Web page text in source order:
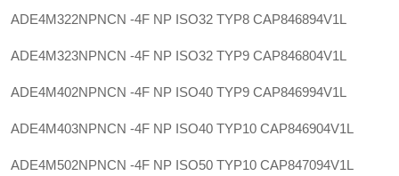
ADE4M322NPNCN -4F NP ISO32 TYP8 CAP846894V1L
ADE4M323NPNCN -4F NP ISO32 TYP9 CAP846804V1L
ADE4M402NPNCN -4F NP ISO40 TYP9 CAP846994V1L
ADE4M403NPNCN -4F NP ISO40 TYP10 CAP846904V1L
ADE4M502NPNCN -4F NP ISO50 TYP10 CAP847094V1L